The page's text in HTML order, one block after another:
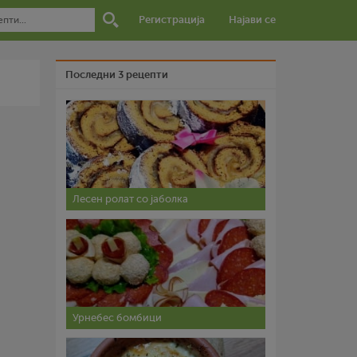
Регистрација Најави се
Последни 3 рецепти
Лесен ролат со јаболка
Урнебес бомбици